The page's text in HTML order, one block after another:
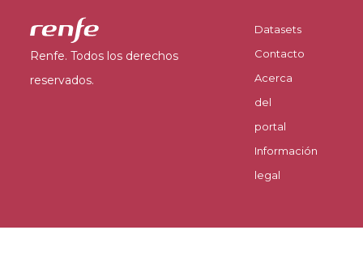
Renfe. Todos los derechos
reservados.
Datasets
Contacto
Acerca
del
portal
Información
legal